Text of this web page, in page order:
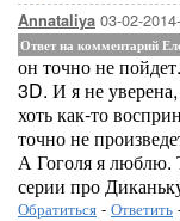
Annataliya 03-02-
Ответ на комментарий
он точно не
3D. И я не
хоть как-то
точно не
А Гоголя я люблю.
серии про
Обратиться - Ответить